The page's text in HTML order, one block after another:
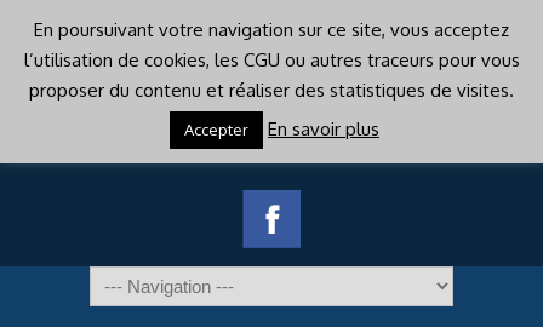
En poursuivant votre navigation sur ce site, vous acceptez
l’utilisation de cookies, les CGU ou autres traceurs pour vous
proposer du contenu et réaliser des statistiques de visites.
Accepter En savoir plus